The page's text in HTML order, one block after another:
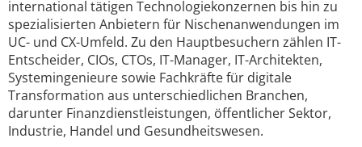
international tätigen Technologiekonzernen bis hin zu
spezialisierten Anbietern für Nischenanwendungen im
UC- und CX-Umfeld. Zu den Hauptbesuchern zählen IT-
Entscheider, CIOs, CTOs, IT-Manager, IT-Architekten,
Systemingenieure sowie Fachkräfte für digitale
Transformation aus unterschiedlichen Branchen,
darunter Finanzdienstleistungen, öffentlicher Sektor,
Industrie, Handel und Gesundheitswesen.